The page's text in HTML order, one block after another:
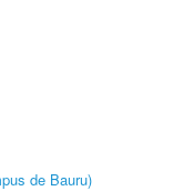
de Bauru)